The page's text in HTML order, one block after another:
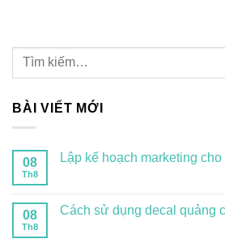
BÀI VIẾT MỚI
08
Th8
Lập kế hoạch marketing
08
Th8
Cách sử dụng decal quảng